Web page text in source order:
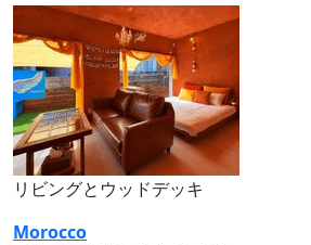
リビングとウッドデッキ
Morocco